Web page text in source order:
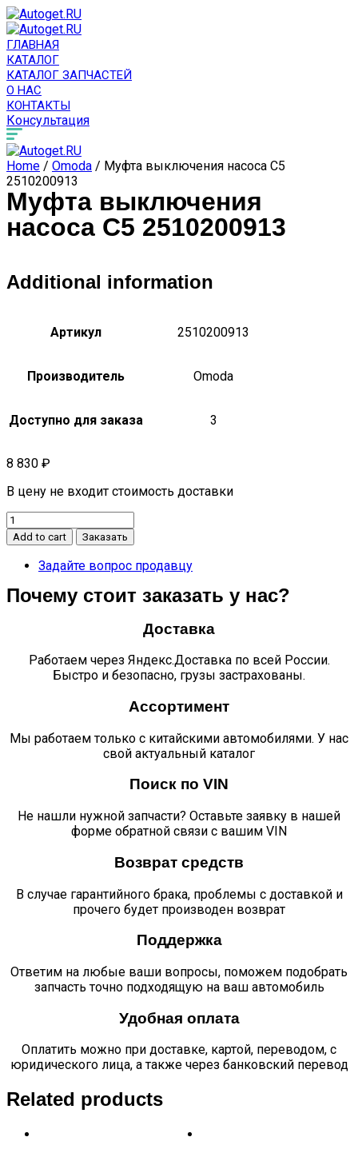
ГЛАВНАЯ
КАТАЛОГ
КАТАЛОГ ЗАПЧАСТЕЙ
О НАС
КОНТАКТЫ
Консультация
Home / Omoda / Муфта выключения насоса C5
2510200913
Муфта выключения
насоса C5 2510200913
Additional information
Артикул 2510200913
Производитель Omoda
Доступно для заказа 3
8 830 ₽
В цену не входит стоимость доставки
Муфта
выключения
насоса
quantity
Add to cart Заказать
Задайте вопрос продавцу
Почему стоит заказать у нас?
Доставка
Работаем через Яндекс.Доставка по всей России.
Быстро и безопасно, грузы застрахованы.
Ассортимент
Мы работаем только с китайскими автомобилями. У нас
свой актуальный каталог
Поиск по VIN
Не нашли нужной запчасти? Оставьте заявку в нашей
форме обратной связи с вашим VIN
Возврат средств
В случае гарантийного брака, проблемы с доставкой и
прочего будет производен возврат
Поддержка
Ответим на любые ваши вопросы, поможем подобрать
запчасть точно подходящую на ваш автомобиль
Удобная оплата
Оплатить можно при доставке, картой, переводом, с
юридического лица, а также через банковский перевод
Related products